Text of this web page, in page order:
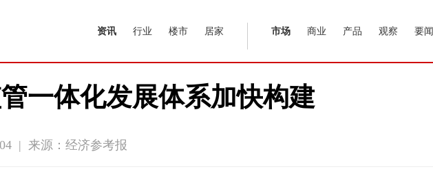
资讯 行业 楼市 居家 市场 商业 产品 观察 要闻
一体化发展体系加快构建
| 来源：经济参考报